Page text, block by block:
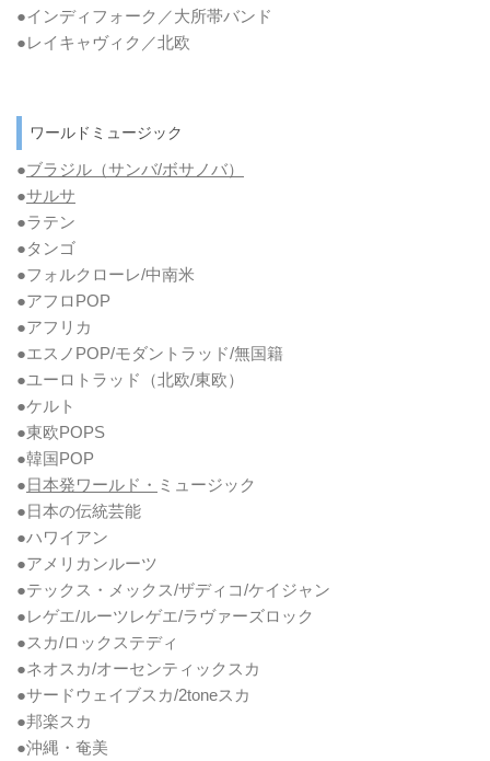
●インディフォーク／大所帯バンド
●レイキャヴィク／北欧
ワールドミュージック
●ブラジル（サンバ/ボサノバ）
●サルサ
●ラテン
●タンゴ
●フォルクローレ/中南米
●アフロPOP
●アフリカ
●エスノPOP/モダントラッド/無国籍
●ユーロトラッド（北欧/東欧）
●ケルト
●東欧POPS
●韓国POP
●日本発ワールド・ ミュージック
●日本の伝統芸能
●ハワイアン
●アメリカンルーツ
●テックス・メックス/ザディコ/ケイジャン
●レゲエ/ルーツレゲエ/ラヴァーズロック
●スカ/ロックステディ
●ネオスカ/オーセンティックスカ
●サードウェイブスカ/2toneスカ
●邦楽スカ
●沖縄・奄美